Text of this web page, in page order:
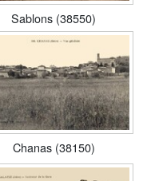
Sablons (38550)
Chanas (38150)